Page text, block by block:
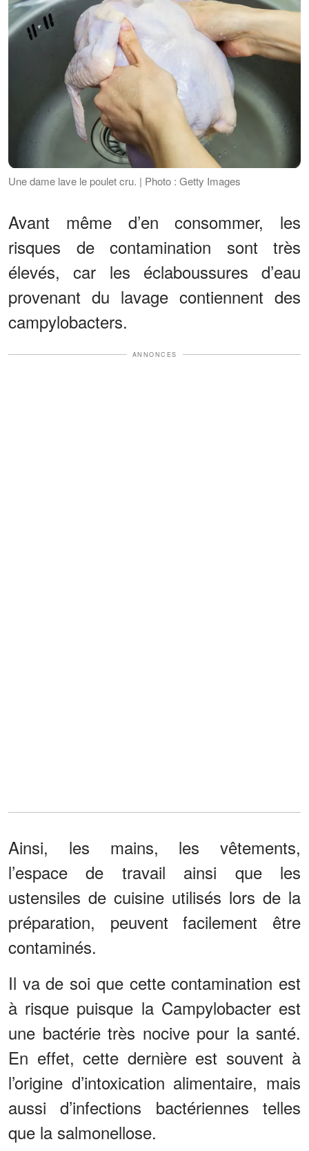
Une dame lave le poulet cru. | Photo : Getty Images
Avant même d’en consommer, les
risques de contamination sont très
élevés, car les éclaboussures d’eau
provenant du lavage contiennent des
campylobacters.
ANNONCES
Ainsi, les mains, les vêtements,
l’espace de travail ainsi que les
ustensiles de cuisine utilisés lors de la
préparation, peuvent facilement être
contaminés.
Il va de soi que cette contamination est
à risque puisque la Campylobacter est
une bactérie très nocive pour la santé.
En effet, cette dernière est souvent à
l’origine d’intoxication alimentaire, mais
aussi d’infections bactériennes telles
que la salmonellose.